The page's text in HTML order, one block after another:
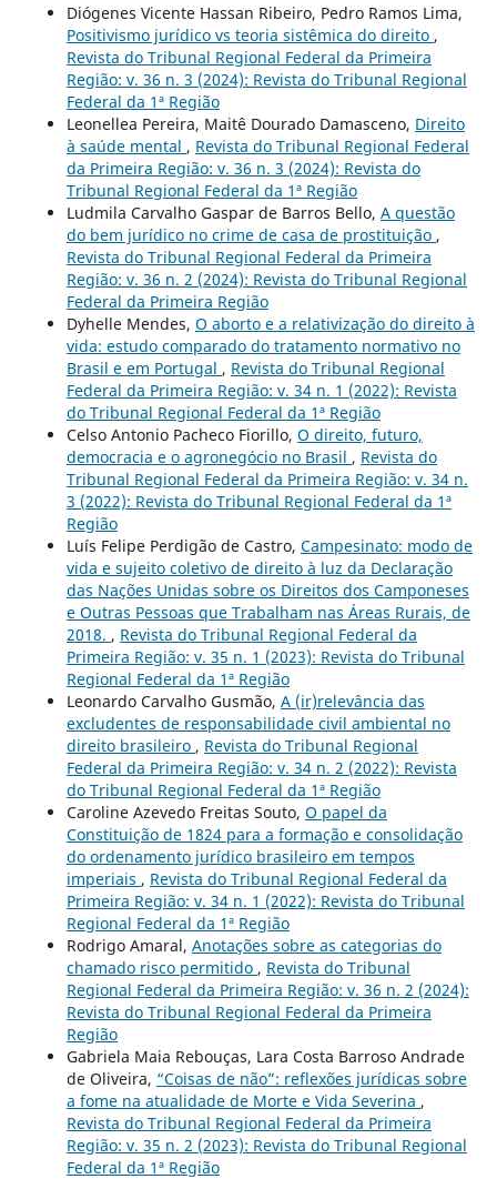
Diógenes Vicente Hassan Ribeiro, Pedro Ramos Lima,
Positivismo jurídico vs teoria sistêmica do direito ,
Revista do Tribunal Regional Federal da Primeira
Região: v. 36 n. 3 (2024): Revista do Tribunal Regional
Federal da 1ª Região
Leonellea Pereira, Maitê Dourado Damasceno, Direito
à saúde mental , Revista do Tribunal Regional Federal
da Primeira Região: v. 36 n. 3 (2024): Revista do
Tribunal Regional Federal da 1ª Região
Ludmila Carvalho Gaspar de Barros Bello, A questão
do bem jurídico no crime de casa de prostituição ,
Revista do Tribunal Regional Federal da Primeira
Região: v. 36 n. 2 (2024): Revista do Tribunal Regional
Federal da Primeira Região
Dyhelle Mendes, O aborto e a relativização do direito à
vida: estudo comparado do tratamento normativo no
Brasil e em Portugal , Revista do Tribunal Regional
Federal da Primeira Região: v. 34 n. 1 (2022): Revista
do Tribunal Regional Federal da 1ª Região
Celso Antonio Pacheco Fiorillo, O direito, futuro,
democracia e o agronegócio no Brasil , Revista do
Tribunal Regional Federal da Primeira Região: v. 34 n.
3 (2022): Revista do Tribunal Regional Federal da 1ª
Região
Luís Felipe Perdigão de Castro, Campesinato: modo de
vida e sujeito coletivo de direito à luz da Declaração
das Nações Unidas sobre os Direitos dos Camponeses
e Outras Pessoas que Trabalham nas Áreas Rurais, de
2018. , Revista do Tribunal Regional Federal da
Primeira Região: v. 35 n. 1 (2023): Revista do Tribunal
Regional Federal da 1ª Região
Leonardo Carvalho Gusmão, A (ir)relevância das
excludentes de responsabilidade civil ambiental no
direito brasileiro , Revista do Tribunal Regional
Federal da Primeira Região: v. 34 n. 2 (2022): Revista
do Tribunal Regional Federal da 1ª Região
Caroline Azevedo Freitas Souto, O papel da
Constituição de 1824 para a formação e consolidação
do ordenamento jurídico brasileiro em tempos
imperiais , Revista do Tribunal Regional Federal da
Primeira Região: v. 34 n. 1 (2022): Revista do Tribunal
Regional Federal da 1ª Região
Rodrigo Amaral, Anotações sobre as categorias do
chamado risco permitido , Revista do Tribunal
Regional Federal da Primeira Região: v. 36 n. 2 (2024):
Revista do Tribunal Regional Federal da Primeira
Região
Gabriela Maia Rebouças, Lara Costa Barroso Andrade
de Oliveira, “Coisas de não”: reflexões jurídicas sobre
a fome na atualidade de Morte e Vida Severina ,
Revista do Tribunal Regional Federal da Primeira
Região: v. 35 n. 2 (2023): Revista do Tribunal Regional
Federal da 1ª Região